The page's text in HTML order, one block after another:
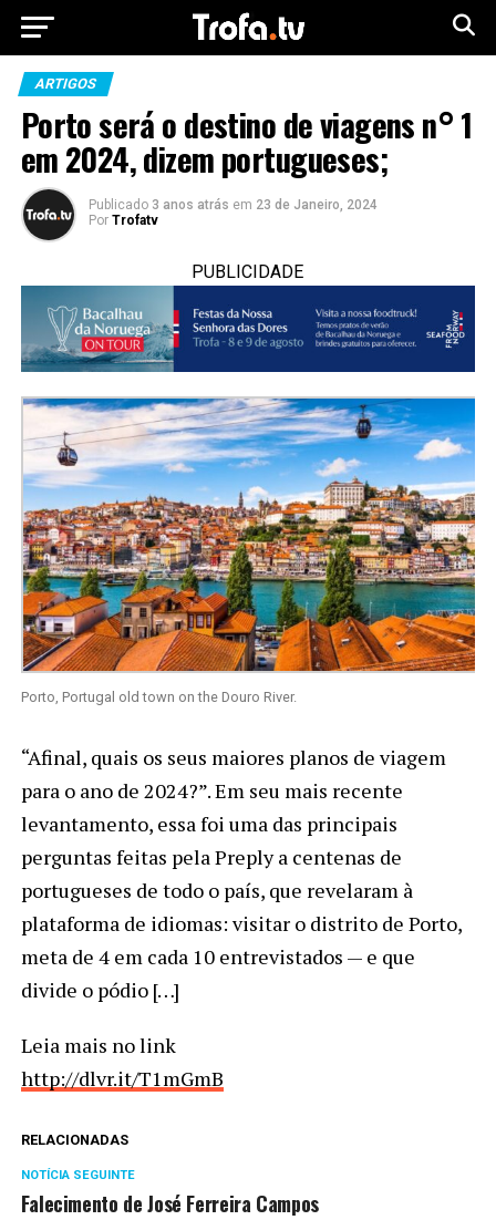
ARTIGOS
Porto será o destino de viagens n° 1
em 2024, dizem portugueses;
Publicado 3 anos atrás em 23 de Janeiro, 2024
Por Trofatv
PUBLICIDADE
Porto, Portugal old town on the Douro River.
“Afinal, quais os seus maiores planos de viagem
para o ano de 2024?”. Em seu mais recente
levantamento, essa foi uma das principais
perguntas feitas pela Preply a centenas de
portugueses de todo o país, que revelaram à
plataforma de idiomas: visitar o distrito de Porto,
meta de 4 em cada 10 entrevistados — e que
divide o pódio […]
Leia mais no link
http://dlvr.it/T1mGmB
RELACIONADAS
NOTÍCIA SEGUINTE
Falecimento de José Ferreira Campos